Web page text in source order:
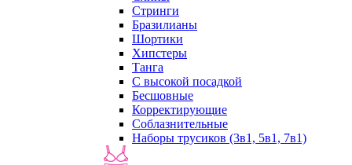
Стринги
Бразилианы
Шортики
Хипстеры
Танга
С высокой посадкой
Бесшовные
Корректирующие
Соблазнительные
Наборы трусиков (3в1, 5в1, 7в1)